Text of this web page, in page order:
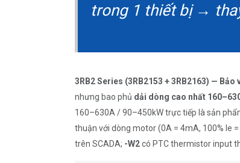
trong 1 thiết bị →
3RB2 Series (3RB2153 + 3RB2163) —
nhưng bao phủ dải dòng cao nhất
160–630A / 90–450kW trực tiếp là sản
thuận với dòng motor (0A = 4mA, 100% Ie
trên SCADA; -W2có PTC thermistor input